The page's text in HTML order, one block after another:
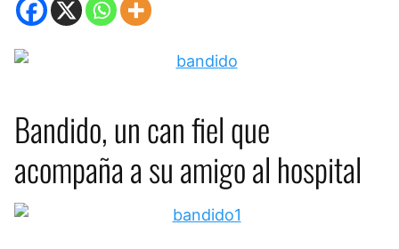
Bandido, un can fiel que
acompaña a su amigo al hospital